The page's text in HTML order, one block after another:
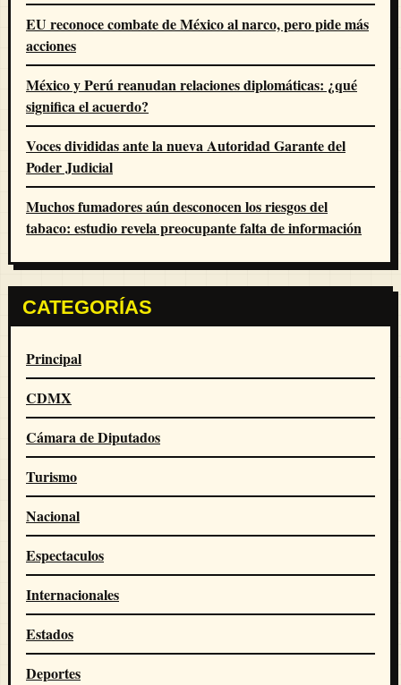
EU reconoce combate de México al narco, pero pide más
acciones
México y Perú reanudan relaciones diplomáticas: ¿qué
significa el acuerdo?
Voces divididas ante la nueva Autoridad Garante del
Poder Judicial
Muchos fumadores aún desconocen los riesgos del
tabaco: estudio revela preocupante falta de información
CATEGORÍAS
Principal
CDMX
Cámara de Diputados
Turismo
Nacional
Espectaculos
Internacionales
Estados
Deportes